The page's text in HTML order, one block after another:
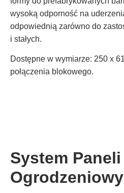
wysoką odporność na
odpowiednią zarówno do
i stałych.
Dostępne w wymiarze: 250 x
połączenia blokowego.
System Paneli